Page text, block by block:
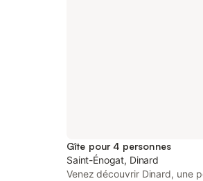
Gîte pour 4 personnes
Saint-Énogat, Dinard
Venez découvrir Dinard, une